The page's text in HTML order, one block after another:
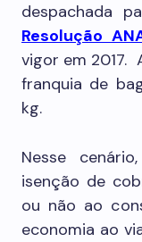
despachada
Resolução
vigor em 2017.
franquia de
kg.
Nesse
isenção de
ou não ao
economia ao